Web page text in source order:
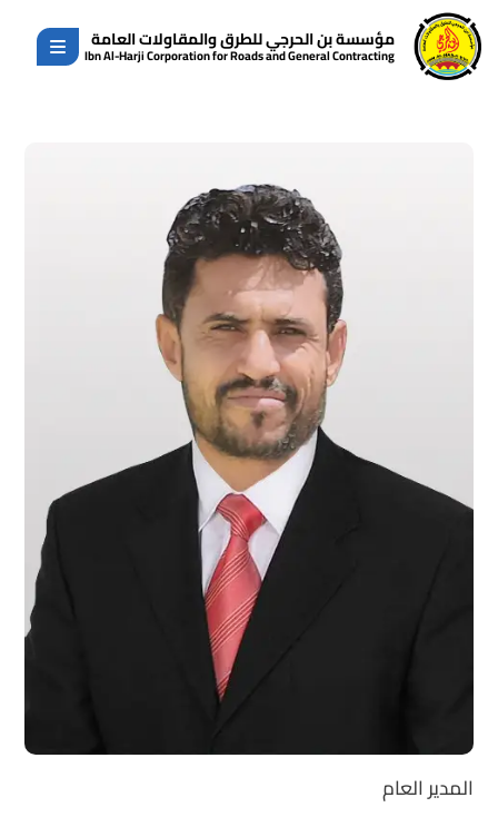
مؤسسة بن الحرجي للطرق والمقاولات العامة
Ibn Al-Harji Corporation for Roads and General Contracting
المدير العام